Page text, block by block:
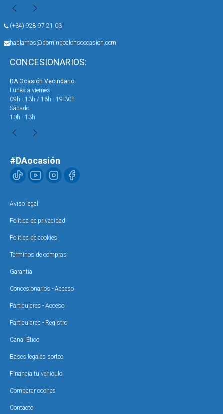
(+34) 928 97 21 03
hablamos@domingoalonsoocasion.com
CONCESIONARIOS:
DA Ocasión Vecindario
Lunes a viernes
09h - 13h / 16h - 19:30h
Sábado
10h - 13h
#DAocasión
Aviso legal
Política de privacidad
Política de cookies
Términos de compras
Garantía
Concesionarios - Acceso
Particulares - Acceso
Particulares - Registro
Canal Ético
Bases legales sorteo
Financia tu vehículo
Comparar coches
Contacto